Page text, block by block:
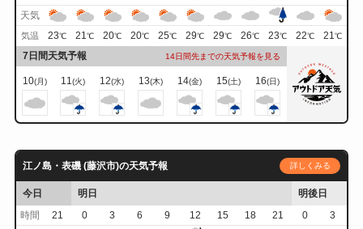
天気
気温 23℃ 21℃ 20℃ 20℃ 25℃ 29℃ 29℃ 26℃ 23℃ 22℃ 21℃
7日間天気予報 14日間先までの天気予報を見る
10(月) 11(火) 12(水) 13(木) 14(金) 15(土) 16(日)
江ノ島・表磯 (藤沢市)の天気予報 詳しくみる
今日 明日
明後日
時間
21 0 3 6 9 12 15 18 21 0
3